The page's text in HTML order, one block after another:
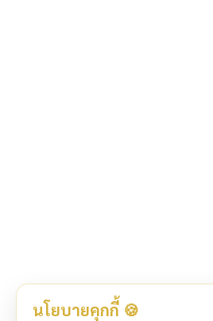
นโยบายคุกกี้ 🍪